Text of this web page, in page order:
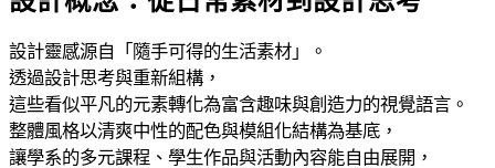
設計靈感源自「隨手可得的生活素材」。
透過設計思考與重新組構，
這些看似平凡的元素轉化為富含趣味與創造力的視覺語言。
整體風格以清爽中性的配色與模組化結構為基底，
讓學系的多元課程、學生作品與活動內容能自由展開，